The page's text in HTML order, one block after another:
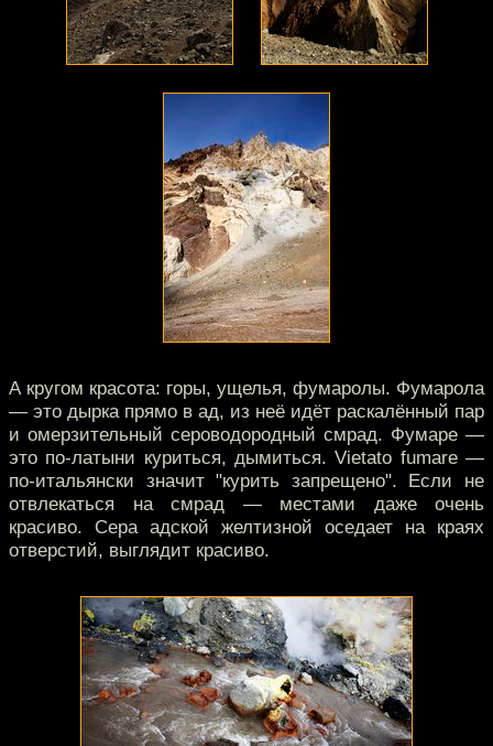
А кругом красота: горы, ущелья, фумаролы. Фумарола
— это дырка прямо в ад, из неё идёт раскалённый пар
и омерзительный сероводородный смрад. Фумаре —
это по-латыни куриться, дымиться. Vietato fumare —
по-итальянски значит "курить запрещено". Если не
отвлекаться на смрад — местами даже очень
красиво. Сера адской желтизной оседает на краях
отверстий, выглядит красиво.